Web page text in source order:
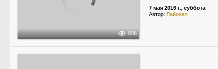
806
7 мая 2016 г., суббота
Автор: Лайонел